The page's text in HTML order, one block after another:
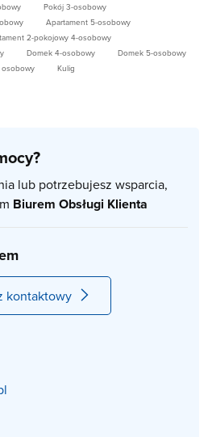
Pokój 3-osobowy
Apartament 5-osobowy
2-pokojowy 4-osobowy
Domek 4-osobowy
Domek 5-osobowy
Kulig
lub potrzebujesz wsparcia,
Biurem Obsługi Klienta
kontaktowy